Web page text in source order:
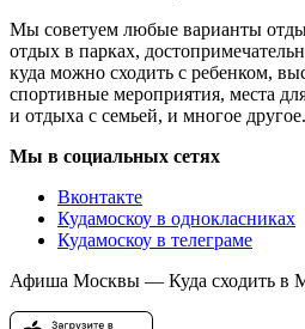
Мы советуем любые варианты
отдых в парках,
куда можно сходить с ребенком,
спортивные мероприятия, места
и отдыха с семьей, и многое другое.
Мы в социальных сетях
Вконтакте
Кудамоскоу в однокласниках
Кудамоскоу в телеграме
Афиша Москвы — Куда сходить в